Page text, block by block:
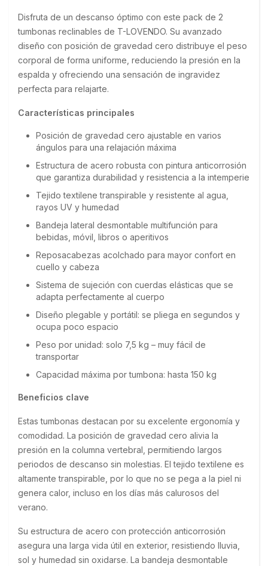
Disfruta de un descanso óptimo con este pack de 2
tumbonas reclinables de T-LOVENDO. Su avanzado
diseño con posición de gravedad cero distribuye el peso
corporal de forma uniforme, reduciendo la presión en la
espalda y ofreciendo una sensación de ingravidez
perfecta para relajarte.
Características principales
Posición de gravedad cero ajustable en varios
ángulos para una relajación máxima
Estructura de acero robusta con pintura anticorrosión
que garantiza durabilidad y resistencia a la intemperie
Tejido textilene transpirable y resistente al agua,
rayos UV y humedad
Bandeja lateral desmontable multifunción para
bebidas, móvil, libros o aperitivos
Reposacabezas acolchado para mayor confort en
cuello y cabeza
Sistema de sujeción con cuerdas elásticas que se
adapta perfectamente al cuerpo
Diseño plegable y portátil: se pliega en segundos y
ocupa poco espacio
Peso por unidad: solo 7,5 kg – muy fácil de
transportar
Capacidad máxima por tumbona: hasta 150 kg
Beneficios clave
Estas tumbonas destacan por su excelente ergonomía y
comodidad. La posición de gravedad cero alivia la
presión en la columna vertebral, permitiendo largos
periodos de descanso sin molestias. El tejido textilene es
altamente transpirable, por lo que no se pega a la piel ni
genera calor, incluso en los días más calurosos del
verano.
Su estructura de acero con protección anticorrosión
asegura una larga vida útil en exterior, resistiendo lluvia,
sol y humedad sin oxidarse. La bandeja desmontable